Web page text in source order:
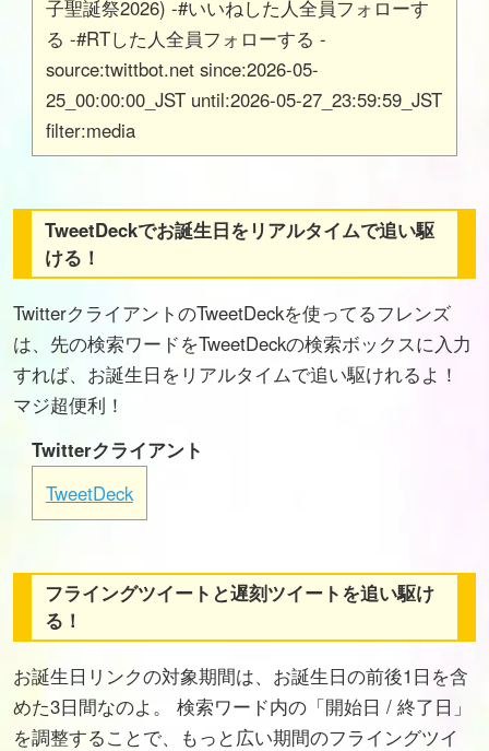
子聖誕祭2026) -#いいねした人全員フォローす
る -#RTした人全員フォローする -
source:twittbot.net since:2026-05-
25_00:00:00_JST until:2026-05-27_23:59:59_JST
filter:media
TweetDeckでお誕生日をリアルタイムで追い駆
ける！
TwitterクライアントのTweetDeckを使ってるフレンズ
は、先の検索ワードをTweetDeckの検索ボックスに入力
すれば、お誕生日をリアルタイムで追い駆けれるよ！
マジ超便利！
Twitterクライアント
TweetDeck
フライングツイートと遅刻ツイートを追い駆け
る！
お誕生日リンクの対象期間は、お誕生日の前後1日を含
めた3日間なのよ。 検索ワード内の「開始日 / 終了日」
を調整することで、もっと広い期間のフライングツイ